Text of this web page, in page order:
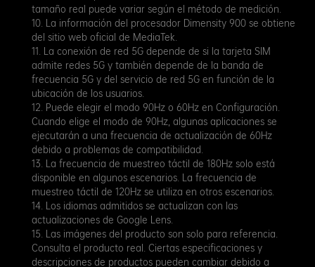
tamaño real puede variar según el método de medición.
10. La información del procesador Dimensity 900 se obtiene
del sitio web oficial de MediaTek.
11. La conexión de red 5G depende de si la tarjeta SIM
admite redes 5G y también depende de la banda de
frecuencia 5G y del servicio de red 5G en función de la
ubicación de los usuarios.
12. Puede elegir el modo 90Hz o 60Hz en Configuración.
Cuando elige el modo de 90Hz, algunas aplicaciones se
ejecutarán a una frecuencia de actualización de 60Hz
debido a problemas de compatibilidad.
13. La frecuencia de muestreo táctil de 180Hz solo está
disponible en algunos escenarios. La frecuencia de
muestreo táctil de 120Hz se utiliza en otros escenarios.
14. Los idiomas admitidos se actualizan con las
actualizaciones de Google Lens.
15. Las imágenes del producto son solo para referencia.
Consulta el producto real. Ciertas especificaciones y
descripciones de productos pueden cambiar debido a